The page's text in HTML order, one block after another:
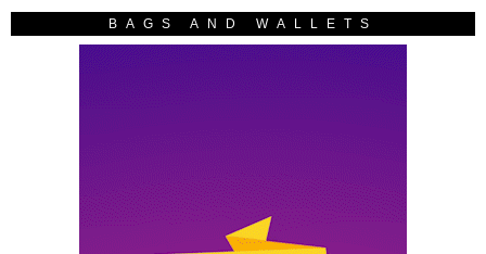
BAGS AND WALLETS